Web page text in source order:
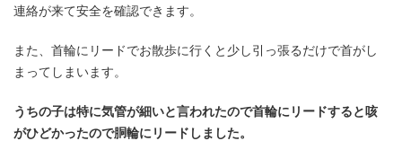
連絡が来て安全を確認できます。
また、首輪にリードでお散歩に行くと少し引っ張るだけで首がし
まってしまいます。
うちの子は特に気管が細いと言われたので首輪にリードすると咳
がひどかったので胴輪にリードしました。